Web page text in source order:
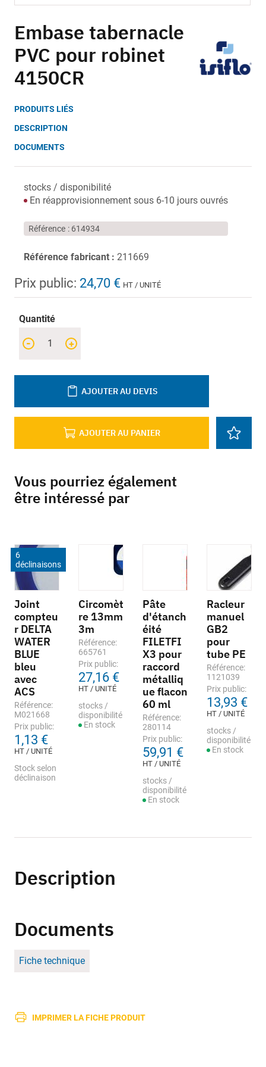
to
the
beginning
of
the
gallery
Embase tabernacle
PVC pour robinet
4150CR
PRODUITS LIÉS
DESCRIPTION
DOCUMENTS
stocks / disponibilité
En réapprovisionnement sous 6-10 jours ouvrés
Référence 614934
Référence fabricant : 211669
Prix public: 24,70 € HT / UNITÉ
Quantité
+
-
AJOUTER AU PANIER
AJOUTER AU DEVIS
Vous pourriez également
être intéressé par
6
déclinaisons
Joint
compteu
r DELTA
WATER
BLUE
bleu
avec
ACS
Référence:
M021668
Prix public:
1,13 €
HT / UNITÉ
Stock selon
déclinaison
Circomèt
re 13mm
3m
Référence:
665761
Prix public:
27,16 €
HT / UNITÉ
stocks /
disponibilité
En stock
Pâte
d'étanch
éité
FILETFI
X3 pour
raccord
métalliq
ue flacon
60 ml
Référence:
280114
Prix public:
59,91 €
HT / UNITÉ
stocks /
disponibilité
En stock
Racleur
manuel
GB2
pour
tube PE
Référence:
1121039
Prix public:
13,93 €
HT / UNITÉ
stocks /
disponibilité
En stock
Description
Documents
Fiche technique
IMPRIMER LA FICHE PRODUIT